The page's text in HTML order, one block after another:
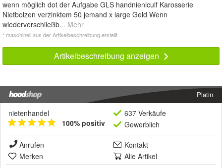
wenn möglich dot der Aufgabe GLS handnieniculf Karosserie
Nietbolzen verzinktem 50 jemand x large Geld Wenn
wiederverschließb... Mehr
* maschinell aus der Artikelbeschreibung erstellt
Artikelbeschreibung anzeigen
Platin
nietenhandel
100% positiv
637 Verkäufe
Gewerblich
Anrufen
Kontakt
Merken
Alle Artikel